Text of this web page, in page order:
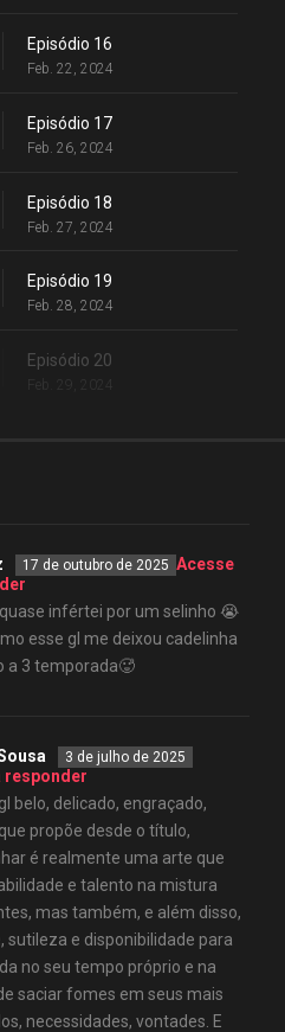
Episódio 16
Feb. 22, 2024
Episódio 17
Feb. 26, 2024
Episódio 18
Feb. 27, 2024
Episódio 19
Feb. 28, 2024
Episódio 20
17 de outubro de 2025 Acesse
infértei por um selinho 😭
esse gl me deixou cadelinha
a 3 temporada🥵
3 de julho de 2025
responder
belo, delicado, engraçado,
propõe desde o título,
é realmente uma arte que
e talento na mistura
mas também, e além disso,
sutileza e disponibilidade para
no seu tempo próprio e na
saciar fomes em seus mais
necessidades, vontades. E